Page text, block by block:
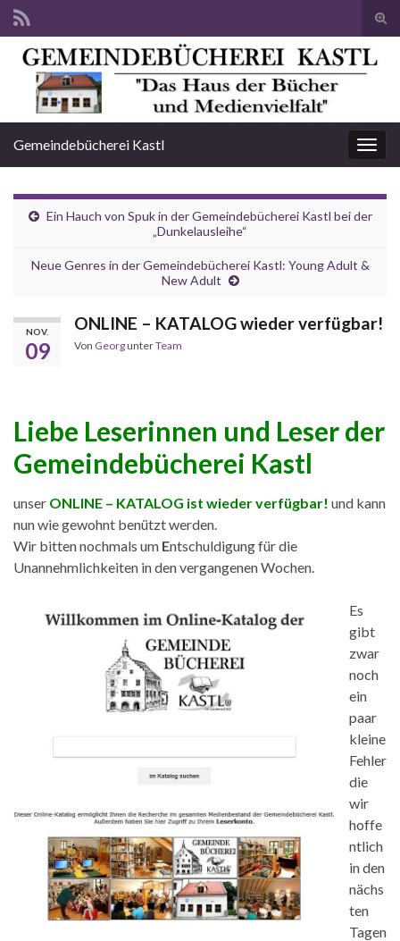
Search for:
Gemeindebücherei Kastl
Ein Hauch von Spuk in der Gemeindebücherei Kastl bei der
„Dunkelausleihe“
Neue Genres in der Gemeindebücherei Kastl: Young Adult &
New Adult
NOV.
09
ONLINE – KATALOG wieder verfügbar!
Von GeorgunterTeam
Liebe Leserinnen und Leser der
Gemeindebücherei Kastl
unser ONLINE – KATALOG ist wieder verfügbar! und kann
nun wie gewohnt benützt werden.
Wir bitten nochmals um Entschuldigung für die
Unannehmlichkeiten in den vergangenen Wochen.
Es
gibt
zwar
noch
ein
paar
kleine
Fehler
die
wir
hoffe
ntlich
in den
nächs
ten
Tagen